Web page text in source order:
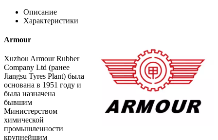
Описание
Характеристики
Armour
Xuzhou Armour Rubber
Company Ltd (ранее
Jiangsu Tyres Plant) была
основана в 1951 году и
была назначена
бывшим
Министерством
химической
промышленности
крупнейшим